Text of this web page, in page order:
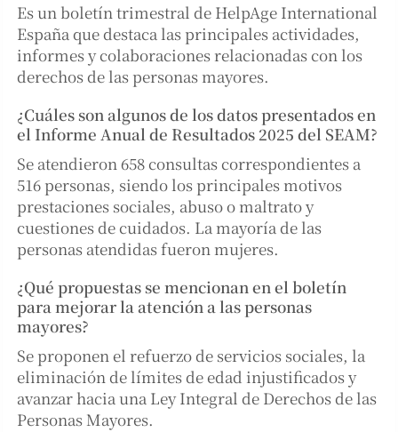
Es un boletín trimestral de HelpAge International
España que destaca las principales actividades,
informes y colaboraciones relacionadas con los
derechos de las personas mayores.
¿Cuáles son algunos de los datos presentados en
el Informe Anual de Resultados 2025 del SEAM?
Se atendieron 658 consultas correspondientes a
516 personas, siendo los principales motivos
prestaciones sociales, abuso o maltrato y
cuestiones de cuidados. La mayoría de las
personas atendidas fueron mujeres.
¿Qué propuestas se mencionan en el boletín
para mejorar la atención a las personas
mayores?
Se proponen el refuerzo de servicios sociales, la
eliminación de límites de edad injustificados y
avanzar hacia una Ley Integral de Derechos de las
Personas Mayores.